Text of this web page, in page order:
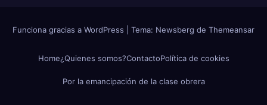
Funciona gracias a WordPress Tema: Newsberg de Themeansar
Home¿Quienes somos?ContactoPolítica de cookies
Por la emancipación de la clase obrera